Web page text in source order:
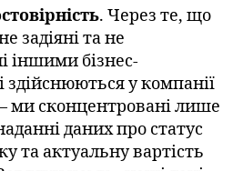
. Через те, що
задіяні та не
іншими бізнес-
здійснюються у компанії
ми сконцентровані лише
даних про статус
та актуальну вартість